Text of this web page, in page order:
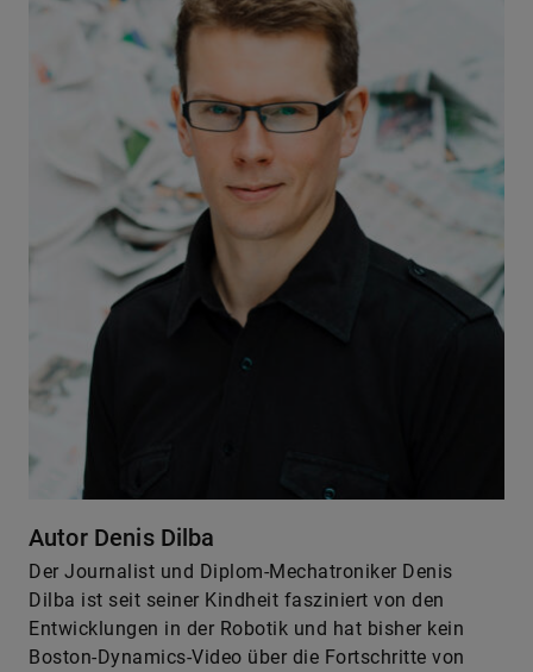
Autor Denis Dilba
Der Journalist und Diplom-Mechatroniker Denis
Dilba ist seit seiner Kindheit fasziniert von den
Entwicklungen in der Robotik und hat bisher kein
Boston-Dynamics-Video über die Fortschritte von